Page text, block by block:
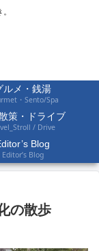
ルメ・銭湯
・Sento/Spa
策・ドライブ
/ Drive
Blog
Editor’s Blog
の散歩